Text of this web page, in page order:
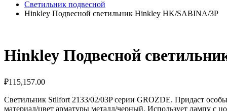
Светильник подвесной
Hinkley Подвесной светильник Hinkley HK/SABINA/3P
Hinkley Подвесной
₽115,157.00
Светильник Stilfort 2133/02/03P серии GROZDE. Придаст
материал/цвет арматуры металл/черный. Использует лампу